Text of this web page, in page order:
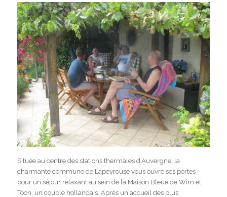
Située au centre des stations thermales d’Auvergne, la
charmante commune de Lapeyrouse vous ouvre ses portes
pour un séjour relaxant au sein de la Maison Bleue de Wim et
Toon, un couple hollandais. Après un accueil des plus